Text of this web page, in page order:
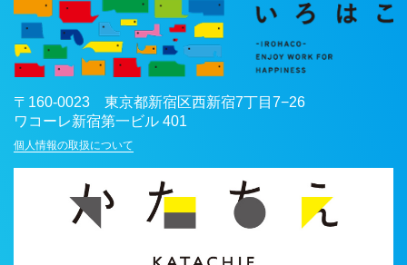
〒 160-0023 東京都新宿区西新宿7丁目7−26
ワコーレ新宿第一ビル 401
個人情報の取扱について